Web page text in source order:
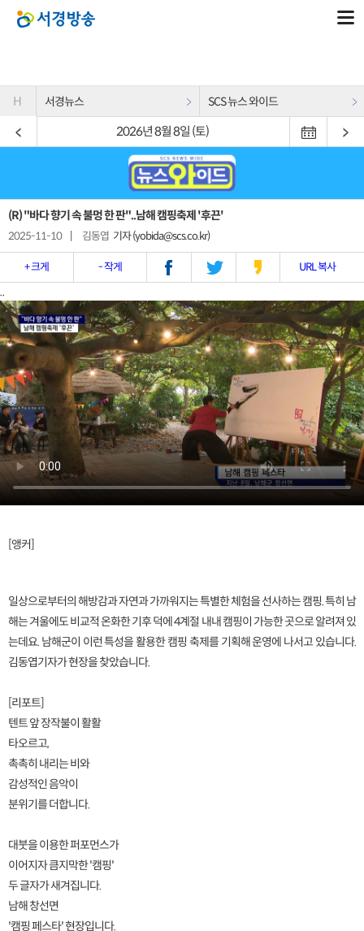
H 서경뉴스 SCS 뉴스 와이드
2026년 8월 8일 (토)
(R) "바다 향기 속 불멍 한 판"..남해 캠핑축제 '후끈'
2025-11-10 김동엽 기자 (yobida@scs.co.kr)
+ 크게 - 작게 URL 복사
..
[앵커]
일상으로부터의 해방감과 자연과 가까워지는 특별한 체험을 선사하는 캠핑. 특히 남
해는 겨울에도 비교적 온화한 기후 덕에 4계절 내내 캠핑이 가능한 곳으로 알려져 있
는데요. 남해군이 이런 특성을 활용한 캠핑 축제를 기획해 운영에 나서고 있습니다.
김동엽기자가 현장을 찾았습니다.
[리포트]
텐트 앞 장작불이 활활
타오르고,
촉촉히 내리는 비와
감성적인 음악이
분위기를 더합니다.
대붓을 이용한 퍼포먼스가
이어지자 큼지막한 '캠핑'
두 글자가 새겨집니다.
남해 창선면
'캠핑 페스타' 현장입니다.